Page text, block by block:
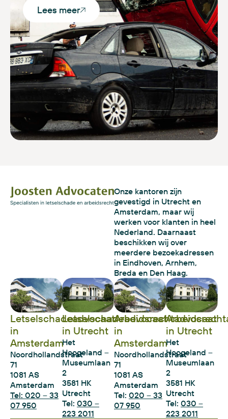
Lees meer
Onze kantoren zijn
gevestigd in Utrecht en
Amsterdam, maar wij
werken voor klanten in heel
Nederland. Daarnaast
beschikken wij over
meerdere bezoekadressen
in Eindhoven, Arnhem,
Breda en Den Haag.
Letselschadeadvocaat
in
Amsterdam
Noordhollandstraat
71
1081 AS
Amsterdam
Tel: 020 – 33
07 950
Letselschadeadvocaat
in Utrecht
Het
Hoogeland –
Museumlaan
2
3581 HK
Utrecht
Tel: 030 –
223 2011
Arbeidsrechtadvocaat
in
Amsterdam
Noordhollandstraat
71
1081 AS
Amsterdam
Tel: 020 – 33
07 950
in Utrecht
Het
Hoogeland –
Museumlaan
2
3581 HK
Utrecht
Tel: 030 –
223 2011